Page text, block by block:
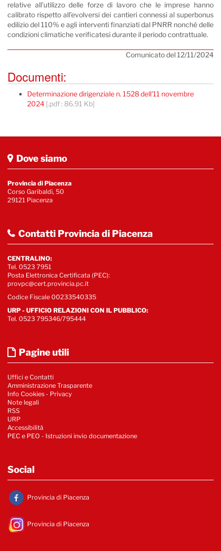
relative all’utilizzo delle forze di lavoro che le imprese hanno
calibrato rispetto all’evolversi dei cantieri connessi al superbonus
edilizio del 110% e agli interventi finanziati dal PNRR nonché delle
condizioni climatiche verificatesi durante il periodo contrattuale.
Comunicato del 12/11/2024
Documenti:
Determinazione dirigenziale n. 1528 dell'11 novembre
2024 [.pdf : 86.91 Kb]
Dove siamo
Provincia di Piacenza
Corso Garibaldi, 50
29121 Piacenza
Contatti Provincia di Piacenza
CENTRALINO:
Tel. 0523 7951
Posta Elettronica Certificata (PEC):
provpc@cert.provincia.pc.it
Codice Fiscale 00233540335
URP - UFFICIO RELAZIONI CON IL PUBBLICO:
Tel. 0523 795346/795444
Pagine utili
Uffici e Contatti
Amministrazione Trasparente
Info Cookies - Privacy
Note legali
RSS
URP
Accessibilità
PEC e PEO - Istruzioni invio documentazione
Social
Provincia di Piacenza
Provincia di Piacenza